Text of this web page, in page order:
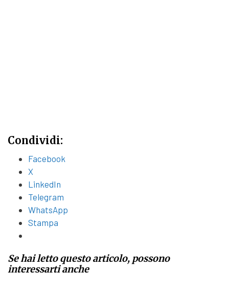
Condividi:
Facebook
X
LinkedIn
Telegram
WhatsApp
Stampa
Se hai letto questo articolo, possono
interessarti anche